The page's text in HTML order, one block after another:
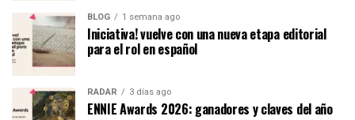
BLOG 1 semana ago
Iniciativa! vuelve con una nueva etapa editorial
para el rol en español
RADAR 3 días ago
ENNIE Awards 2026: ganadores y claves del año